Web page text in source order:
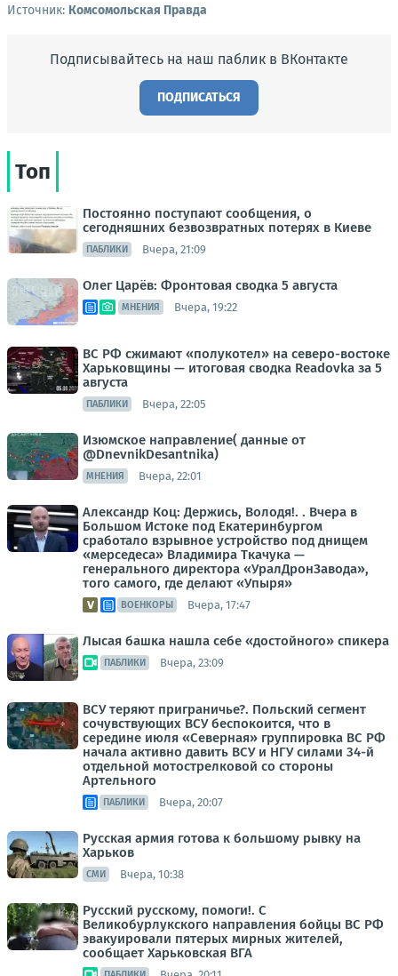
Источник: Комсомольская Правда
Подписывайтесь на наш паблик в ВКонтакте
ПОДПИСАТЬСЯ
Топ
Постоянно поступают сообщения, о
сегодняшних безвозвратных потерях в Киеве
ПАБЛИКИ Вчера, 21:09
Олег Царёв: Фронтовая сводка 5 августа
МНЕНИЯ Вчера, 19:22
ВС РФ сжимают «полукотел» на северо-востоке
Харьковщины — итоговая сводка Readovka за 5
августа
ПАБЛИКИ Вчера, 22:05
Изюмское направление( данные от
@DnevnikDesantnika)
МНЕНИЯ Вчера, 22:01
Александр Коц: Держись, Володя!. . Вчера в
Большом Истоке под Екатеринбургом
сработало взрывное устройство под днищем
«мерседеса» Владимира Ткачука —
генерального директора «УралДронЗавода»,
того самого, где делают «Упыря»
ВОЕНКОРЫ Вчера, 17:47
Лысая башка нашла себе «достойного» спикера
ПАБЛИКИ Вчера, 23:09
ВСУ теряют приграничье?. Польский сегмент
сочувствующих ВСУ беспокоится, что в
середине июля «Северная» группировка ВС РФ
начала активно давить ВСУ и НГУ силами 34-й
отдельной мотострелковой со стороны
Артельного
ПАБЛИКИ Вчера, 20:07
Русская армия готова к большому рывку на
Харьков
СМИ Вчера, 10:38
Русский русскому, помоги!. С
Великобурлукского направления бойцы ВС РФ
эвакуировали пятерых мирных жителей,
сообщает Харьковская ВГА